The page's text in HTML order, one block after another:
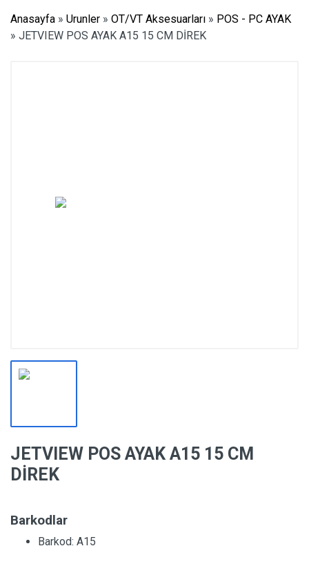
Anasayfa » Urunler » OT/VT Aksesuarları » POS - PC AYAK
» JETVIEW POS AYAK A15 15 CM DİREK
JETVIEW POS AYAK A15 15 CM
DİREK
Barkodlar
Barkod: A15